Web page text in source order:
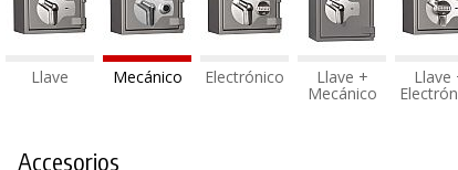
Llave Mecánico Electrónico Llave +
Mecánico
Llave
Accesorios